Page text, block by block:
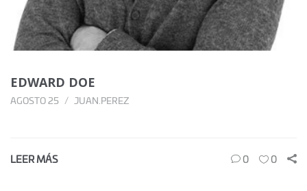
EDWARD DOE
AGOSTO 25 JUAN.PEREZ
LEER MÁS 0 0